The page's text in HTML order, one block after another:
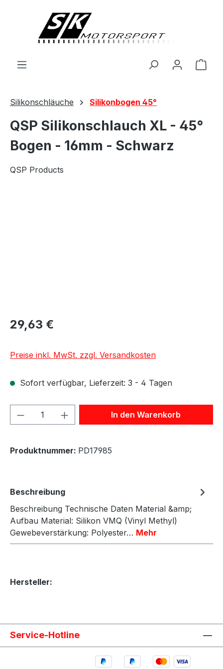
Silikonschläuche Silikonbogen 45°
QSP Silikonschlauch XL - 45°
Bogen - 16mm - Schwarz
QSP Products
29,63 €
Preise inkl. MwSt. zzgl. Versandkosten
Sofort verfügbar, Lieferzeit: 3 - 4 Tagen
Produkt Anzahl: Gib denIn den Warenkorb
Produktnummer: PD17985
Beschreibung
Beschreibung Technische Daten Material &amp;
Aufbau Material: Silikon VMQ (Vinyl Methyl)
Gewebeverstärkung: Polyester… Mehr
Hersteller:
Service-Hotline